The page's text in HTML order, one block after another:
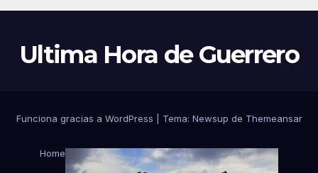
Ultima Hora de Guerrero
Funciona gracias a WordPress Tema: Newsup de Themeansar
Home